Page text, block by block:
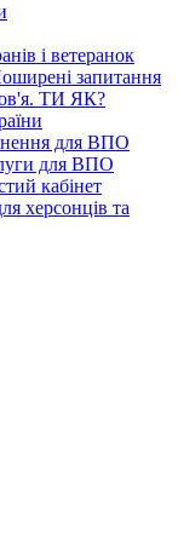
і ветеранок
запитання
ТИ ЯК?
для ВПО
для ВПО
кабінет
херсонців та